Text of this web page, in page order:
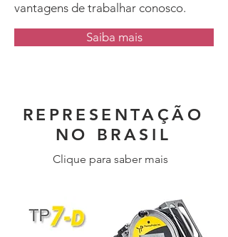
vantagens de trabalhar conosco.
Saiba mais
REPRESENTAÇÃO
NO BRASIL
Clique para saber mais